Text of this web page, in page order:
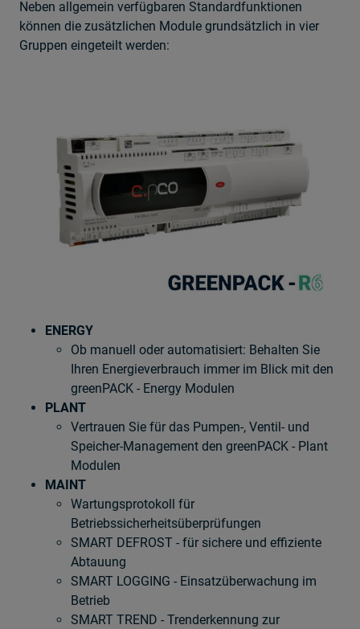
Neben allgemein verfügbaren Standardfunktionen
können die zusätzlichen Module grundsätzlich in vier
Gruppen eingeteilt werden:
ENERGY
Ob manuell oder automatisiert: Behalten Sie
Ihren Energieverbrauch immer im Blick mit den
greenPACK - Energy Modulen
PLANT
Vertrauen Sie für das Pumpen-, Ventil- und
Speicher-Management den greenPACK - Plant
Modulen
MAINT
Wartungsprotokoll für
Betriebssicherheitsüberprüfungen
SMART DEFROST - für sichere und effiziente
Abtauung
SMART LOGGING - Einsatzüberwachung im
Betrieb
SMART TREND - Trenderkennung zur